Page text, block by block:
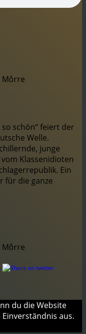
Môrre
schön“ feiert der
Welle.
junge
Klassenidioten
Ein
für die ganze
Môrre
du die Website
aus.